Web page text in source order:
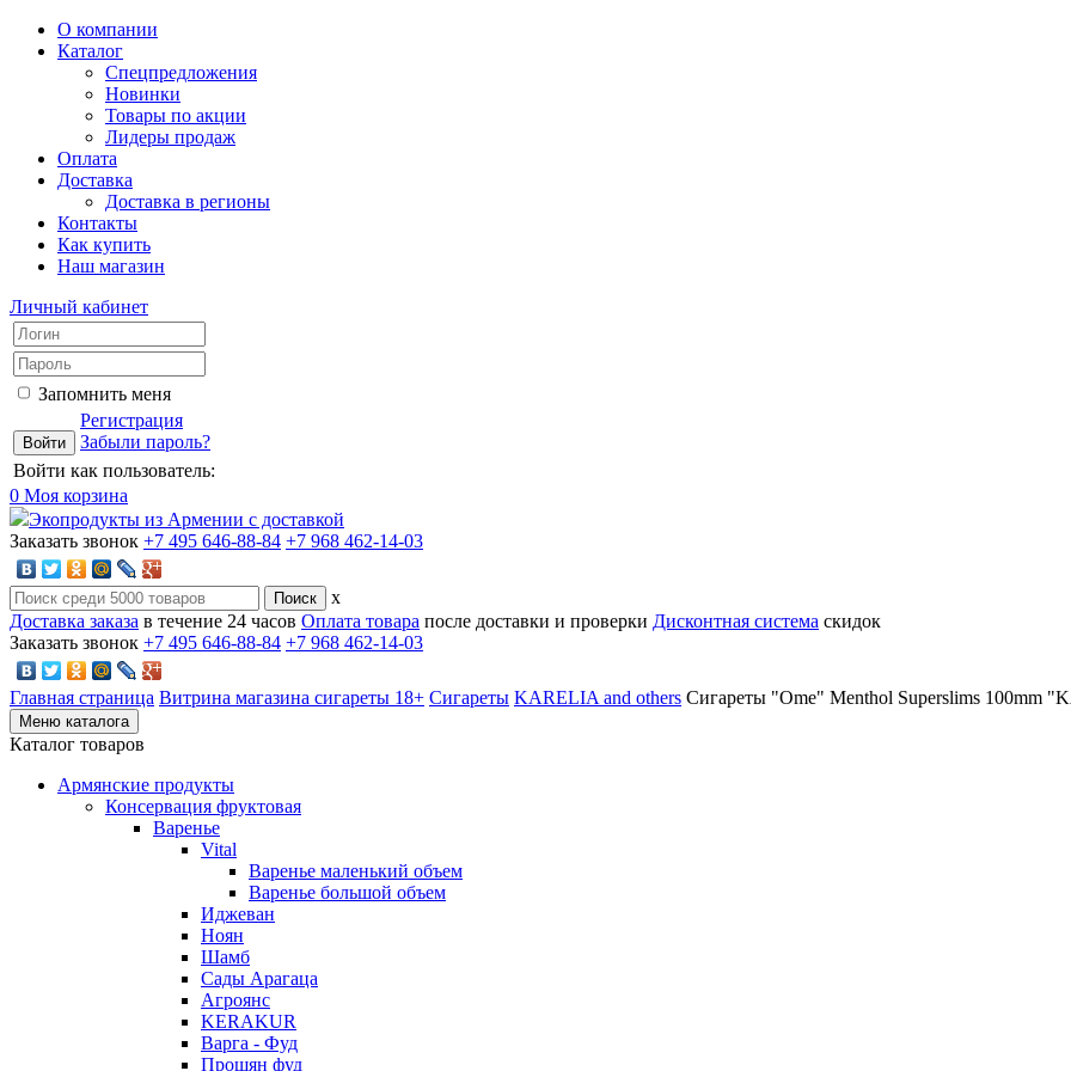
О компании
Каталог
Спецпредложения
Новинки
Товары по акции
Лидеры продаж
Оплата
Доставка
Доставка в регионы
Контакты
Как купить
Наш магазин
Личный кабинет
Запомнить меня
Регистрация
Забыли пароль?
Войти как пользователь:
0 Моя корзина
Экопродукты из Армении с доставкой
Заказать звонок +7 495 646-88-84 +7 968 462-14-03
x
Доставка заказа в течение 24 часов Оплата товара после доставки и проверки Дисконтная система скидок
Заказать звонок +7 495 646-88-84 +7 968 462-14-03
Главная страница Витрина магазина сигареты 18+ Cигареты KARELIA and others Сигареты "Ome" Menthol Superslims 100mm
Меню каталога
Каталог товаров
Армянские продукты
Консервация фруктовая
Варенье
Vital
Варенье маленький объем
Варенье большой объем
Иджеван
Ноян
Шамб
Сады Арагаца
Агроянс
KERAKUR
Варга - Фуд
Прошян фуд